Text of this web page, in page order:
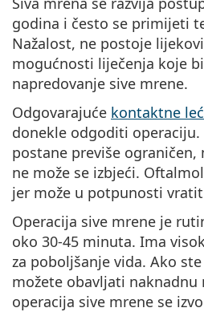
Persol
Prada
Sve marke sunčanih naočala
godina i često se primijeti
Nažalost, ne postoje
mogućnosti liječenja koje
napredovanje sive mrene.
Odgovarajuće kontaktne
donekle odgoditi
postane previše
ne može se izbjeći.
jer može u potpunosti
Operacija sive mrene je
oko 30-45 minuta. Ima
za poboljšanje vida. Ako
možete obavljati naknadnu
operacija sive mrene se